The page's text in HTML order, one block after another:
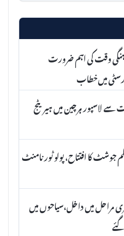
وقت کی اہم ضرورت
میں‌خطاب
لاسپور ہرچین میں ہیریٹج
جوشٹ کا افتتاح، پولو ٹورنامنٹ
مراحل میں داخل،سیاحوں میں